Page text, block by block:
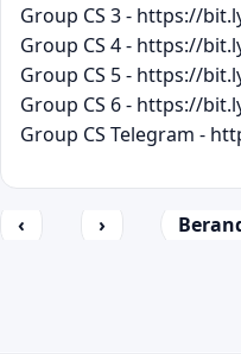
Group CS 3 - https://
Group CS 4 - https://
Group CS 5 - https://
Group CS 6 - https://
Group CS Telegram -
‹ ›